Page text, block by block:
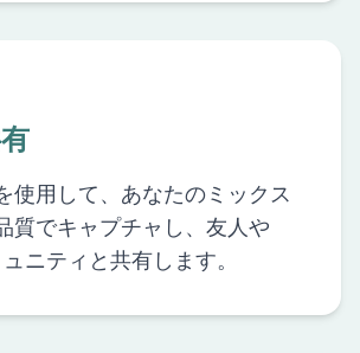
使用して、あなたのミックス
質でキャプチャし、友人や
ニティと共有します。